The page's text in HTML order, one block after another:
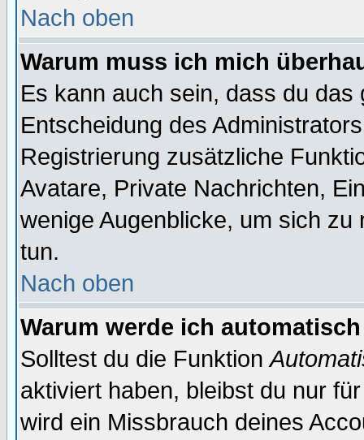
Nach oben
Warum muss ich mich
Es kann auch sein, dass du
Entscheidung des
Registrierung zusätzliche
Avatare, Private Nachrichten,
wenige Augenblicke, um sich
tun.
Nach oben
Warum werde ich
Solltest du die Funktion
aktiviert haben, bleibst du nur
wird ein Missbrauch deines